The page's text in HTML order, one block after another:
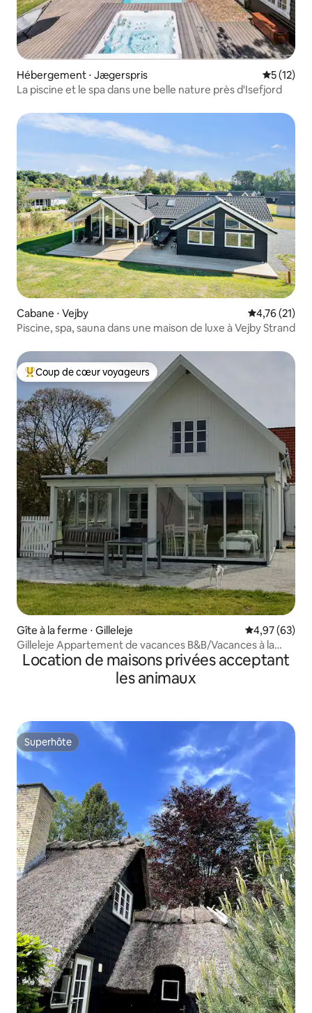
Hébergement ⋅ Jægerspris
5 (12)
La piscine et le spa dans une belle nature près d'Isefjord
Cabane ⋅ Vejby Évaluation
4,76 (21)
Piscine, spa, sauna dans une maison de luxe à Vejby Strand
Coups de cœur voyageurs les plus appréciés
Coup de cœur voyageurs
Gîte à la ferme ⋅ Gilleleje Évaluation
4,97 (63)
Gilleleje Appartement de vacances B&B/Vacances à la
ferme
Location de maisons privées acceptant
les animaux
Superhôte
Superhôte